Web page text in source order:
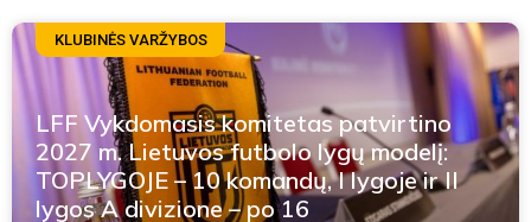
KLUBINĖS VARŽYBOS
LFF Vykdomasis komitetas patvirtino
2027 m. Lietuvos futbolo lygų modelį:
TOPLYGOJE – 10 komandų, I lygoje ir II
lygos A divizione – po 16